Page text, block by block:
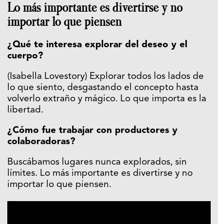
Lo más importante es divertirse y no
importar lo que piensen
¿Qué te interesa explorar del deseo y el
cuerpo?
(Isabella Lovestory) Explorar todos los lados de
lo que siento, desgastando el concepto hasta
volverlo extraño y mágico. Lo que importa es la
libertad.
¿Cómo fue trabajar con productores y
colaboradoras?
Buscábamos lugares nunca explorados, sin
límites. Lo más importante es divertirse y no
importar lo que piensen.